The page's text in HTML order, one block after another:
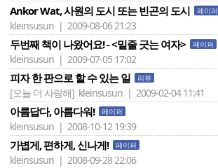
Ankor Wat, 사원의 도시 또는 빈곤의 도시 페이퍼
kleinsusun | 2009-08-06 21:23
두번째 책이 나왔어요! - <밑줄 긋는 여자> 페이퍼
kleinsusun | 2009-07-05 17:02
피자 한 판으로 할 수 있는 일 리뷰
[오늘 더 사랑해] kleinsusun | 2009-02-04 11:41
아름답다, 아름다워! 페이퍼
kleinsusun | 2008-10-12 19:39
가볍게, 편하게, 신나게! 페이퍼
kleinsusun | 2008-09-28 22:06